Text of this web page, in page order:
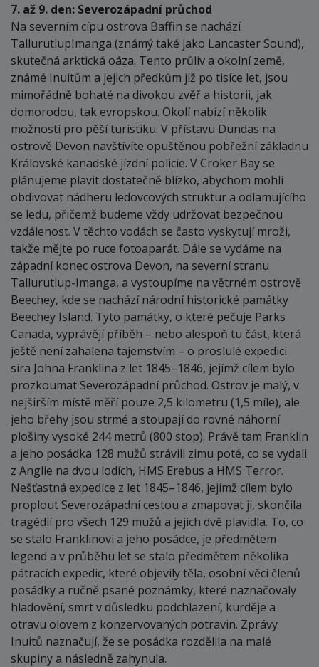
7. až 9. den: Severozápadní průchod
Na severním cípu ostrova Baffin se nachází
TallurutiupImanga (známý také jako Lancaster Sound),
skutečná arktická oáza. Tento průliv a okolní země,
známé Inuitům a jejich předkům již po tisíce let, jsou
mimořádně bohaté na divokou zvěř a historii, jak
domorodou, tak evropskou. Okolí nabízí několik
možností pro pěší turistiku. V přístavu Dundas na
ostrově Devon navštívíte opuštěnou pobřežní základnu
Královské kanadské jízdní policie. V Croker Bay se
plánujeme plavit dostatečně blízko, abychom mohli
obdivovat nádheru ledovcových struktur a odlamujícího
se ledu, přičemž budeme vždy udržovat bezpečnou
vzdálenost. V těchto vodách se často vyskytují mroži,
takže mějte po ruce fotoaparát. Dále se vydáme na
západní konec ostrova Devon, na severní stranu
Tallurutiup-Imanga, a vystoupíme na větrném ostrově
Beechey, kde se nachází národní historické památky
Beechey Island. Tyto památky, o které pečuje Parks
Canada, vyprávějí příběh – nebo alespoň tu část, která
ještě není zahalena tajemstvím – o proslulé expedici
sira Johna Franklina z let 1845–1846, jejímž cílem bylo
prozkoumat Severozápadní průchod. Ostrov je malý, v
nejširším místě měří pouze 2,5 kilometru (1,5 míle), ale
jeho břehy jsou strmé a stoupají do rovné náhorní
plošiny vysoké 244 metrů (800 stop). Právě tam Franklin
a jeho posádka 128 mužů strávili zimu poté, co se vydali
z Anglie na dvou lodích, HMS Erebus a HMS Terror.
Nešťastná expedice z let 1845–1846, jejímž cílem bylo
proplout Severozápadní cestou a zmapovat ji, skončila
tragédií pro všech 129 mužů a jejich dvě plavidla. To, co
se stalo Franklinovi a jeho posádce, je předmětem
legend a v průběhu let se stalo předmětem několika
pátracích expedic, které objevily těla, osobní věci členů
posádky a ručně psané poznámky, které naznačovaly
hladovění, smrt v důsledku podchlazení, kurděje a
otravu olovem z konzervovaných potravin. Zprávy
Inuitů naznačují, že se posádka rozdělila na malé
skupiny a následně zahynula.